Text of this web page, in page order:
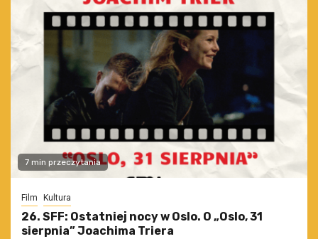
7 min przeczytania
Film Kultura
26. SFF: Ostatniej nocy w Oslo. O „Oslo, 31
sierpnia” Joachima Triera